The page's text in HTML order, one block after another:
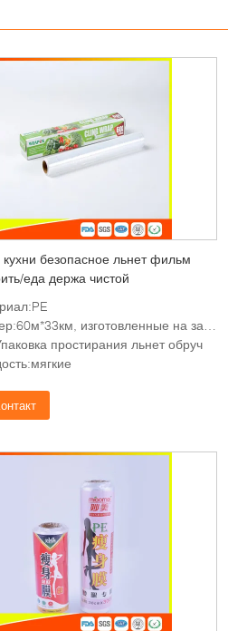
безопасное льнет фильм
еда держа чистой
изготовленные на заказ требования
простирания льнет обруч